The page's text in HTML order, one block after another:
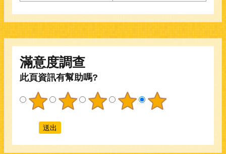
滿意度調查
此頁資訊有幫助嗎?